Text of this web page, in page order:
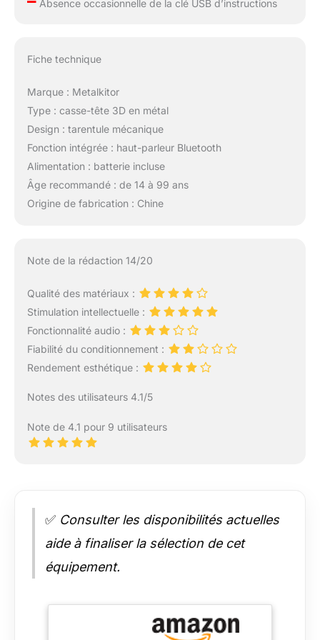
Absence occasionnelle de la clé USB d’instructions
Fiche technique
Marque : Metalkitor
Type : casse-tête 3D en métal
Design : tarentule mécanique
Fonction intégrée : haut-parleur Bluetooth
Alimentation : batterie incluse
Âge recommandé : de 14 à 99 ans
Origine de fabrication : Chine
Note de la rédaction 14/20
Qualité des matériaux :
Stimulation intellectuelle :
Fonctionnalité audio :
Fiabilité du conditionnement :
Rendement esthétique :
Notes des utilisateurs 4.1/5
Note de 4.1 pour 9 utilisateurs
✅ Consulter les disponibilités actuelles
aide à finaliser la sélection de cet
équipement.